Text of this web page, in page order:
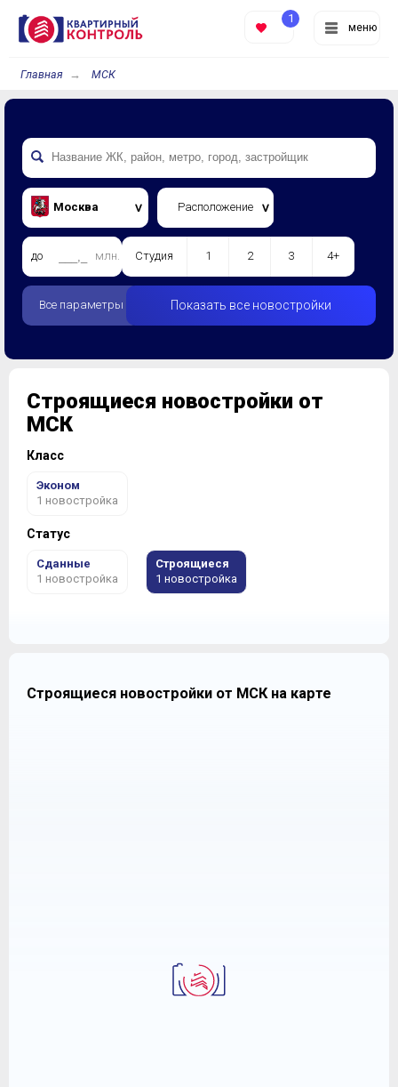
меню
1
Главная МСК
Москва Расположение
до млн. Студия 1 2 3 4+
Все параметры Показать все новостройки
Строящиеся новостройки от
МСК
Класс
Эконом
1 новостройка
Статус
Сданные
1 новостройка
Строящиеся
1 новостройка
Строящиеся новостройки от МСК на карте